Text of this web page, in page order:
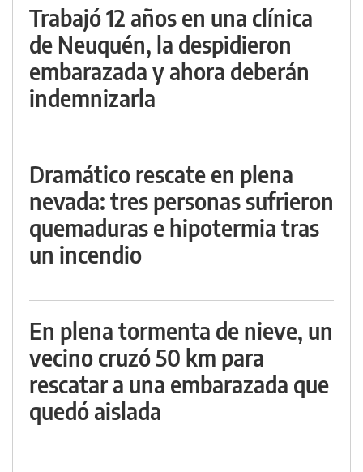
Trabajó 12 años en una clínica
de Neuquén, la despidieron
embarazada y ahora deberán
indemnizarla
Dramático rescate en plena
nevada: tres personas sufrieron
quemaduras e hipotermia tras
un incendio
En plena tormenta de nieve, un
vecino cruzó 50 km para
rescatar a una embarazada que
quedó aislada